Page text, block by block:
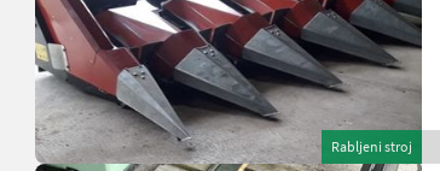
Rabljeni stroj